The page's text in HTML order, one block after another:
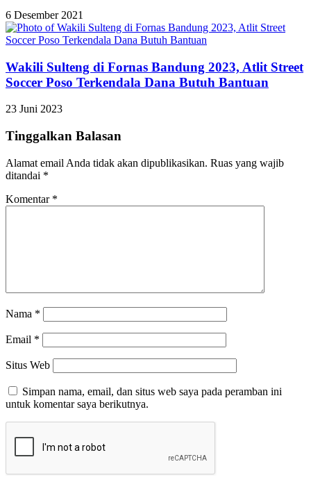
6 Desember 2021
Wakili Sulteng di Fornas Bandung 2023, Atlit Street
Soccer Poso Terkendala Dana Butuh Bantuan
23 Juni 2023
Tinggalkan Balasan
Alamat email Anda tidak akan dipublikasikan. Ruas yang wajib
ditandai *
Komentar *
Nama *
Email *
Situs Web
Simpan nama, email, dan situs web saya pada peramban ini
untuk komentar saya berikutnya.